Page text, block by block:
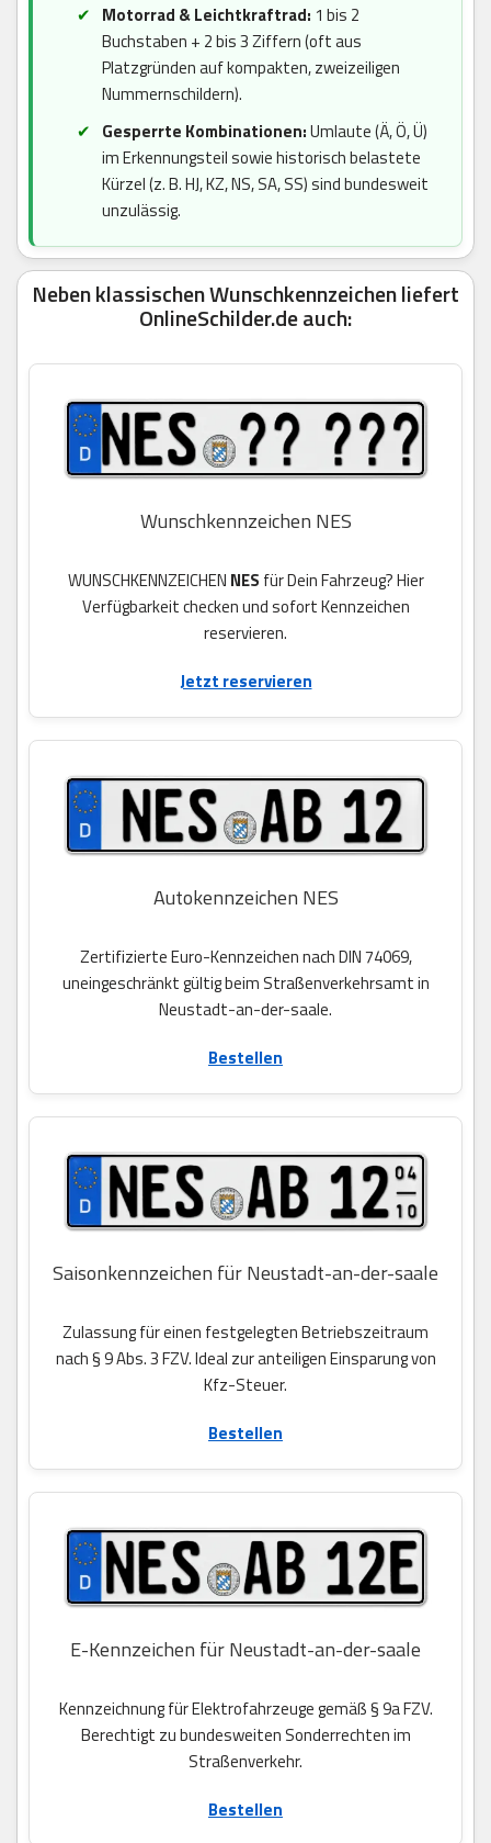
Motorrad & Leichtkraftrad: 1 bis 2
Buchstaben + 2 bis 3 Ziffern (oft aus
Platzgründen auf kompakten, zweizeiligen
Nummernschildern).
Gesperrte Kombinationen:Umlaute (Ä, Ö, Ü)
im Erkennungsteil sowie historisch belastete
Kürzel (z. B. HJ, KZ, NS, SA, SS) sind bundesweit
unzulässig.
Neben klassischen Wunschkennzeichen liefert
OnlineSchilder.de auch:
Wunschkennzeichen NES
WUNSCHKENNZEICHEN NES für Dein Fahrzeug? Hier
Verfügbarkeit checken und sofort Kennzeichen
reservieren.
Jetzt reservieren
Autokennzeichen NES
Zertifizierte Euro-Kennzeichen nach DIN 74069,
uneingeschränkt gültig beim Straßenverkehrsamt in
Neustadt-an-der-saale.
Bestellen
Saisonkennzeichen für Neustadt-an-der-saale
Zulassung für einen festgelegten Betriebszeitraum
nach § 9 Abs. 3 FZV. Ideal zur anteiligen Einsparung von
Kfz-Steuer.
Bestellen
E-Kennzeichen für Neustadt-an-der-saale
Kennzeichnung für Elektrofahrzeuge gemäß § 9a FZV.
Berechtigt zu bundesweiten Sonderrechten im
Straßenverkehr.
Bestellen